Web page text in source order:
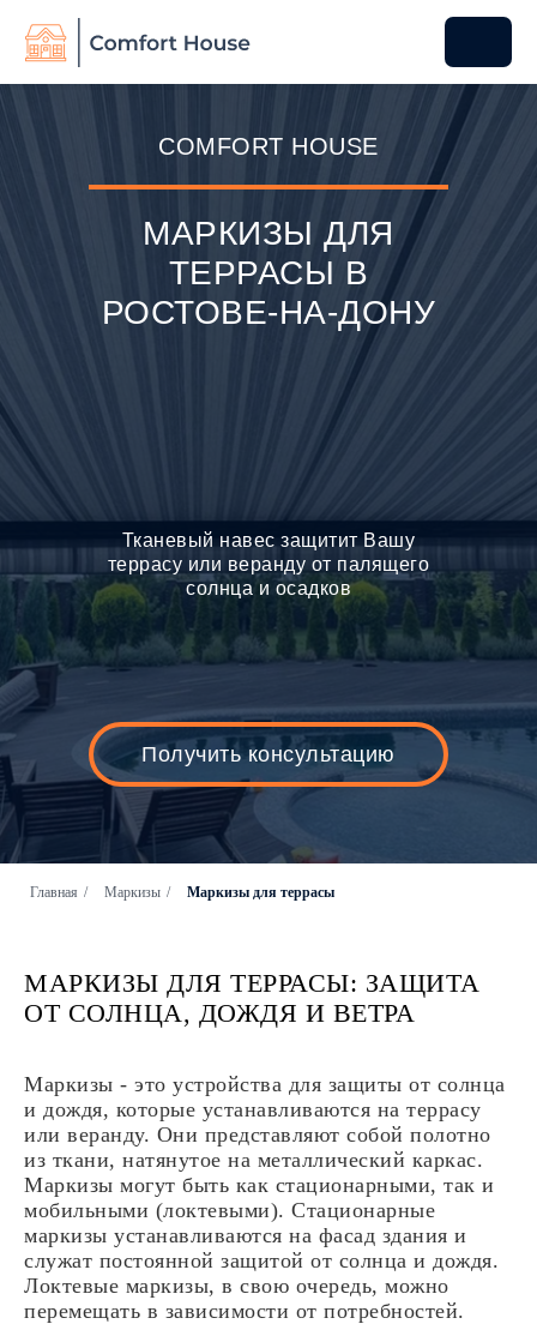
Тканевый навес защитит Вашу
террасу или веранду от палящего
солнца и осадков
МАРКИЗЫ ДЛЯ
ТЕРРАСЫ В
РОСТОВЕ-НА-ДОНУ
Получить консультацию
COMFORT HOUSE
Главная / Маркизы / Маркизы для террасы
МАРКИЗЫ ДЛЯ ТЕРРАСЫ: ЗАЩИТА
ОТ СОЛНЦА, ДОЖДЯ И ВЕТРА
Маркизы - это устройства для защиты от солнца
и дождя, которые устанавливаются на террасу
или веранду. Они представляют собой полотно
из ткани, натянутое на металлический каркас.
Маркизы могут быть как стационарными, так и
мобильными (локтевыми). Стационарные
маркизы устанавливаются на фасад здания и
служат постоянной защитой от солнца и дождя.
Локтевые маркизы, в свою очередь, можно
перемещать в зависимости от потребностей.